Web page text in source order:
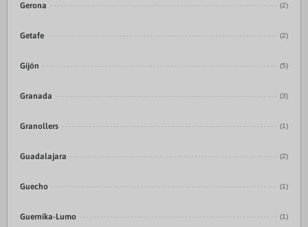
Gerona (2)
Getafe (2)
Gijón (5)
Granada (3)
Granollers (1)
Guadalajara (2)
Guecho (1)
Guernika-Lumo (1)